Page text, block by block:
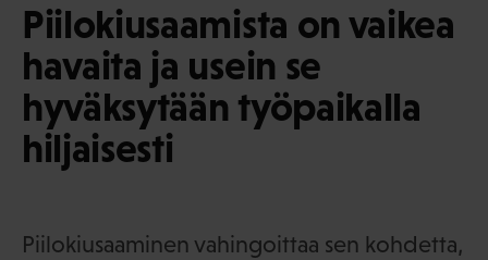
Piilokiusaamista on vaikea
havaita ja usein se
hyväksytään työpaikalla
hiljaisesti
Piilokiusaaminen vahingoittaa sen kohdetta,